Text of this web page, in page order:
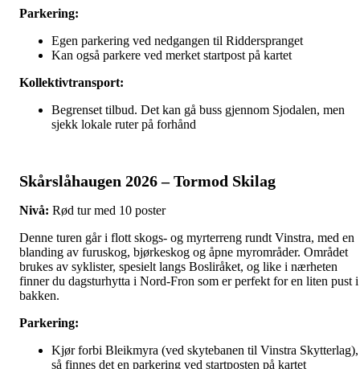
Parkering:
Egen parkering ved nedgangen til Ridderspranget
Kan også parkere ved merket startpost på kartet
Kollektivtransport:
Begrenset tilbud. Det kan gå buss gjennom Sjodalen, men
sjekk lokale ruter på forhånd
Skårslåhaugen 2026 – Tormod Skilag
Nivå: Rød tur med 10 poster
Denne turen går i flott skogs- og myrterreng rundt Vinstra, med en
blanding av furuskog, bjørkeskog og åpne myrområder. Området
brukes av syklister, spesielt langs Bosliråket, og like i nærheten
finner du dagsturhytta i Nord-Fron som er perfekt for en liten pust i
bakken.
Parkering:
Kjør forbi Bleikmyra (ved skytebanen til Vinstra Skytterlag),
så finnes det en parkering ved startposten på kartet